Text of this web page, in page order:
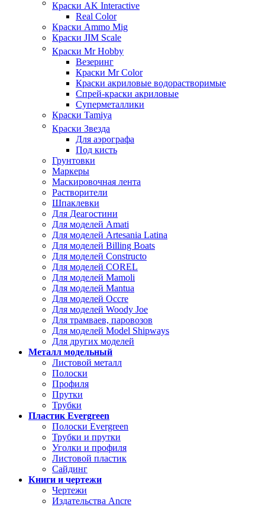
Краски AK Interactive
Real Color
Краски Ammo Mig
Краски JIM Scale
Краски Mr Hobby
Везеринг
Краски Mr Color
Краски акриловые водорастворимые
Спрей-краски акриловые
Суперметаллики
Краски Tamiya
Краски Звезда
Для аэрографа
Под кисть
Грунтовки
Маркеры
Маскировочная лента
Растворители
Шпаклевки
Для Деагостини
Для моделей Amati
Для моделей Artesania Latina
Для моделей Billing Boats
Для моделей Constructo
Для моделей COREL
Для моделей Mamoli
Для моделей Mantua
Для моделей Occre
Для моделей Woody Joe
Для трамваев, паровозов
Для моделей Model Shipways
Для других моделей
Металл модельный
Листовой металл
Полоски
Профиля
Прутки
Трубки
Пластик Evergreen
Полоски Evergreen
Трубки и прутки
Уголки и профиля
Листовой пластик
Сайдинг
Книги и чертежи
Чертежи
Издательства Ancre